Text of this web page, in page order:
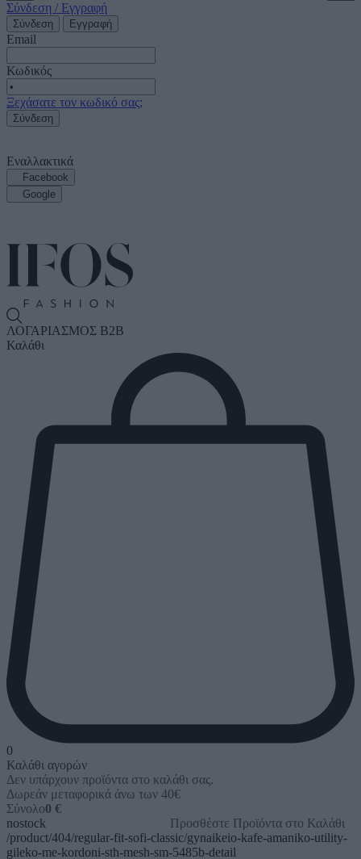
Σύνδεση / Εγγραφή
Σύνδεση Εγγραφή
Email
Κωδικός
Ξεχάσατε τον κωδικό σας;
Σύνδεση
Εναλλακτικά
Facebook
Google
ΛΟΓΑΡΙΑΣΜΟΣ B2B
Καλάθι
0
Καλάθι αγορών
Δεν υπάρχουν προϊόντα στο καλάθι σας.
Δωρεάν μεταφορικά άνω των 40€
Σύνολο0 €
Προσθέστε Προϊόντα στο Καλάθι
nostock
/product/404/regular-fit-sofi-classic/gynaikeio-kafe-amaniko-utility-
gileko-me-kordoni-sth-mesh-sm-5485b-detail